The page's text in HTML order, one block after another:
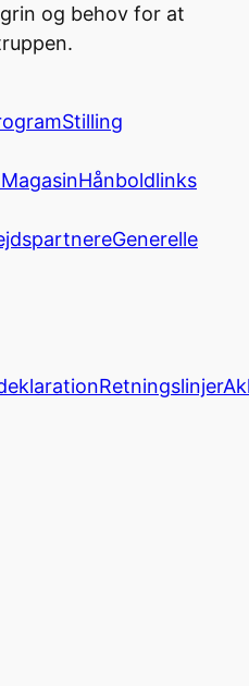
og behov for at
Stilling
Hånboldlinks
Generelle
Retningslinjer